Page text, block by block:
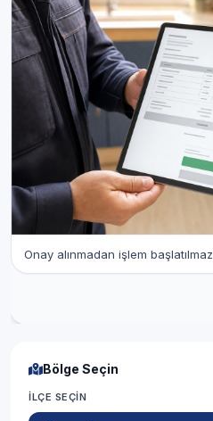
Onay alınmadan işlem başlatılmaz
Bölge Seçin
İLÇE SEÇIN